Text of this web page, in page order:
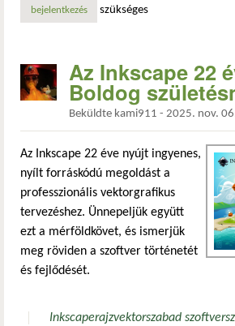
bejelentkezés szükséges
Az Inkscape 22
Boldog
Beküldte kami911 - 2025. nov.
Az Inkscape 22 éve nyújt ingyenes,
nyílt forráskódú megoldást a
professzionális vektorgrafikus
tervezéshez. Ünnepeljük együtt
ezt a mérföldkövet, és ismerjük
meg röviden a szoftver történetét
és fejlődését.
Inkscaperajzvektorszabad szoftver